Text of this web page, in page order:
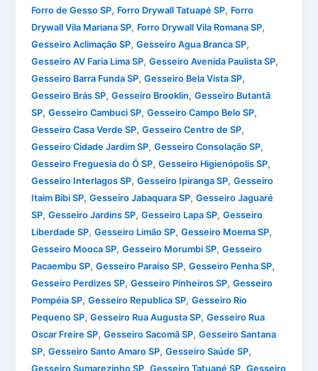
Forro de Gesso SP, Forro Drywall Tatuapé SP, Forro
Drywall Vila Mariana SP, Forro Drywall Vila Romana SP,
Gesseiro Aclimação SP,Gesseiro Agua Branca SP,
Gesseiro AV Faria Lima SP,Gesseiro Avenida Paulista SP,
Gesseiro Barra Funda SP,Gesseiro Bela Vista SP,
Gesseiro Brás SP,Gesseiro Brooklin,Gesseiro Butantã
SP,Gesseiro Cambuci SP,Gesseiro Campo Belo SP,
Gesseiro Casa Verde SP,Gesseiro Centro de SP,
Gesseiro Cidade Jardim SP,Gesseiro Consolação SP,
Gesseiro Freguesia do Ó SP,Gesseiro Higienópolis SP,
Gesseiro Interlagos SP,Gesseiro Ipiranga SP,Gesseiro
Itaim Bibi SP,Gesseiro Jabaquara SP,Gesseiro Jaguaré
SP,Gesseiro Jardins SP,Gesseiro Lapa SP,Gesseiro
Liberdade SP,Gesseiro Limão SP,Gesseiro Moema SP,
Gesseiro Mooca SP,Gesseiro Morumbi SP,Gesseiro
Pacaembu SP,Gesseiro Paraíso SP,Gesseiro Penha SP,
Gesseiro Perdizes SP,Gesseiro Pinheiros SP,Gesseiro
Pompéia SP,Gesseiro Republica SP,Gesseiro Rio
Pequeno SP,Gesseiro Rua Augusta SP,Gesseiro Rua
Oscar Freire SP,Gesseiro Sacomã SP,Gesseiro Santana
SP,Gesseiro Santo Amaro SP,Gesseiro Saúde SP,
Gesseiro Sumarezinho SP,Gesseiro Tatuapé SP,Gesseiro